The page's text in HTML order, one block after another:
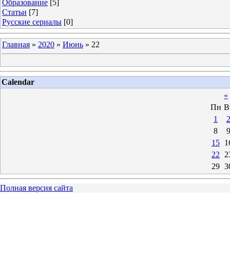
Образование [5]
Статьи [7]
Русские сериалы [0]
Главная » 2020 » Июнь » 22
Calendar
«
Пн
1
2
8
9
15
22
29
Полная версия сайта